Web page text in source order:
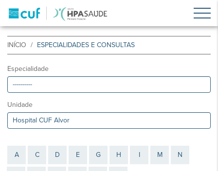
INÍCIO ESPECIALIDADES E CONSULTAS
Especialidade
Unidade
A C D E G H I M N